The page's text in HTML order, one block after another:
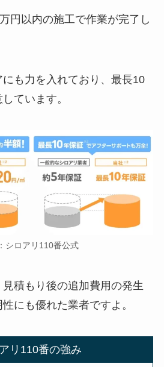
円以内の施工で作業が完了し
も力を入れており、最長10
ています。
シロアリ110番公式
積もり後の追加費用の発生
にも優れた業者ですよ。
リ110番の強み